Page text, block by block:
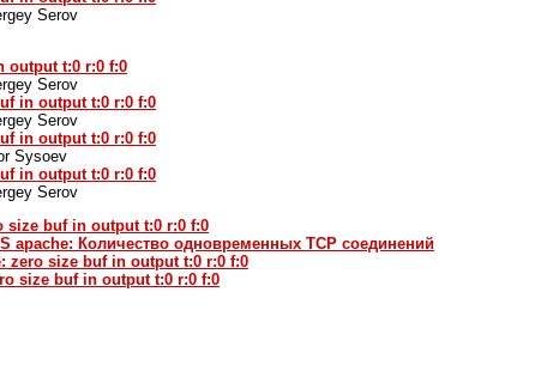
Serov
output t:0 r:0 f:0
Serov
in output t:0 r:0 f:0
Serov
in output t:0 r:0 f:0
Sysoev
in output t:0 r:0 f:0
Serov
size buf in output t:0 r:0 f:0
apache: Количество одновременных TCP соединений
zero size buf in output t:0 r:0 f:0
size buf in output t:0 r:0 f:0